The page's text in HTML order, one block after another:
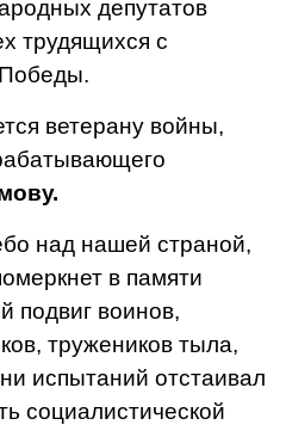
депутатов
трудящихся с
ветерану войны,
над нашей страной,
в памяти
подвиг воинов,
тружеников тыла,
испытаний отстаивал
социалистической